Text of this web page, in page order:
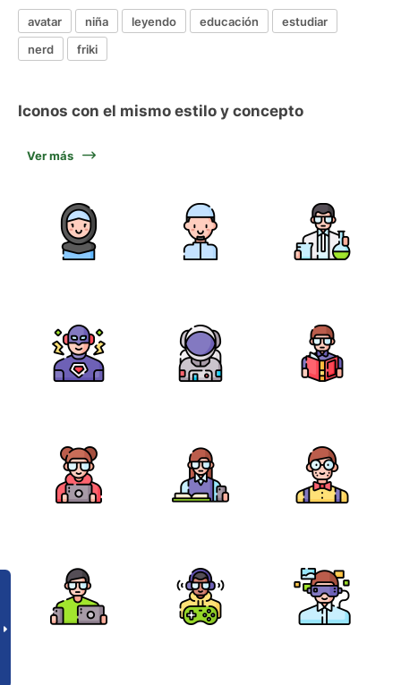
avatar niña leyendo educación
estudiar
nerd
friki
Iconos con el mismo estilo y concepto
Ver más